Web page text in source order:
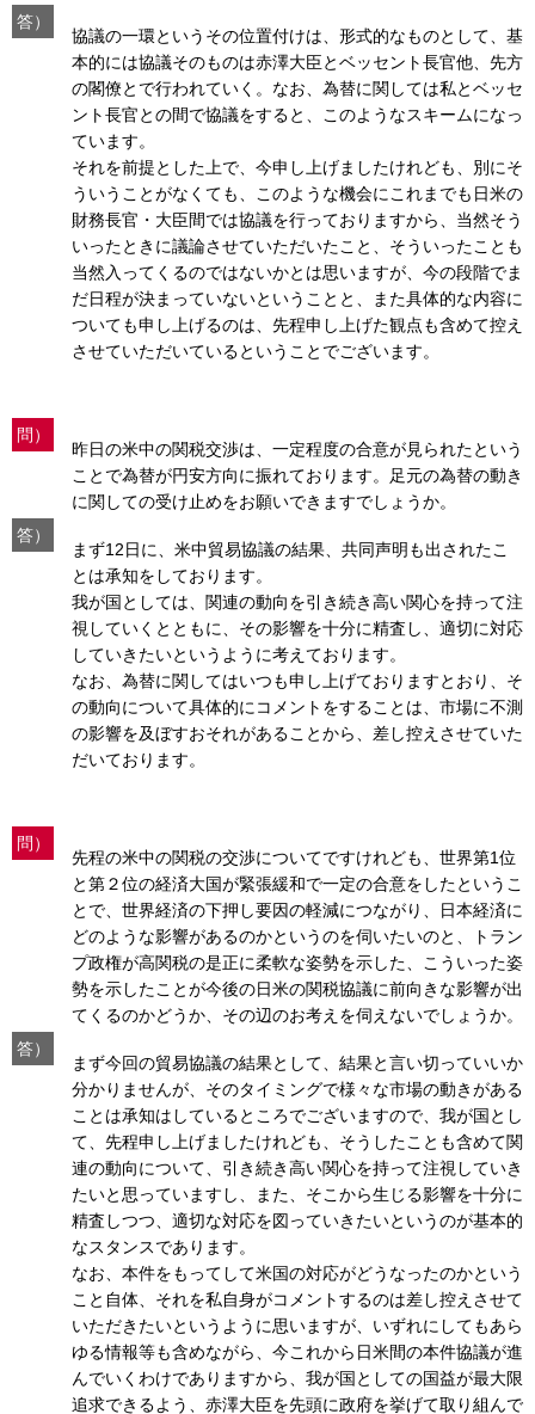
答）
協議の一環というその位置付けは、形式的なものとして、基
本的には協議そのものは赤澤大臣とベッセント長官他、先方
の閣僚とで行われていく。なお、為替に関しては私とベッセ
ント長官との間で協議をすると、このようなスキームになっ
ています。
それを前提とした上で、今申し上げましたけれども、別にそ
ういうことがなくても、このような機会にこれまでも日米の
財務長官・大臣間では協議を行っておりますから、当然そう
いったときに議論させていただいたこと、そういったことも
当然入ってくるのではないかとは思いますが、今の段階でま
だ日程が決まっていないということと、また具体的な内容に
ついても申し上げるのは、先程申し上げた観点も含めて控え
させていただいているということでございます。
問）
昨日の米中の関税交渉は、一定程度の合意が見られたという
ことで為替が円安方向に振れております。足元の為替の動き
に関しての受け止めをお願いできますでしょうか。
答）
まず12日に、米中貿易協議の結果、共同声明も出されたこ
とは承知をしております。
我が国としては、関連の動向を引き続き高い関心を持って注
視していくとともに、その影響を十分に精査し、適切に対応
していきたいというように考えております。
なお、為替に関してはいつも申し上げておりますとおり、そ
の動向について具体的にコメントをすることは、市場に不測
の影響を及ぼすおそれがあることから、差し控えさせていた
だいております。
問）
先程の米中の関税の交渉についてですけれども、世界第1位
と第２位の経済大国が緊張緩和で一定の合意をしたというこ
とで、世界経済の下押し要因の軽減につながり、日本経済に
どのような影響があるのかというのを伺いたいのと、トラン
プ政権が高関税の是正に柔軟な姿勢を示した、こういった姿
勢を示したことが今後の日米の関税協議に前向きな影響が出
てくるのかどうか、その辺のお考えを伺えないでしょうか。
答）
まず今回の貿易協議の結果として、結果と言い切っていいか
分かりませんが、そのタイミングで様々な市場の動きがある
ことは承知はしているところでございますので、我が国とし
て、先程申し上げましたけれども、そうしたことも含めて関
連の動向について、引き続き高い関心を持って注視していき
たいと思っていますし、また、そこから生じる影響を十分に
精査しつつ、適切な対応を図っていきたいというのが基本的
なスタンスであります。
なお、本件をもってして米国の対応がどうなったのかという
こと自体、それを私自身がコメントするのは差し控えさせて
いただきたいというように思いますが、いずれにしてもあら
ゆる情報等も含めながら、今これから日米間の本件協議が進
んでいくわけでありますから、我が国としての国益が最大限
追求できるよう、赤澤大臣を先頭に政府を挙げて取り組んで